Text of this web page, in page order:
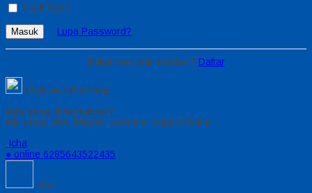
Ingat Saya
Masuk Lupa Password?
Belum menjadi member? Daftar
Chat via Whatsapp
Ada yang ditanyakan?
Klik untuk chat dengan customer support kami
Icha
● online 6285643522435
Icha